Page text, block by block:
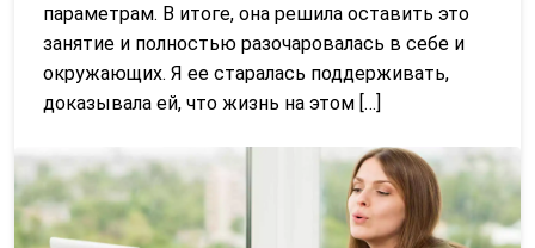
параметрам. В итоге, она решила оставить это
занятие и полностью разочаровалась в себе и
окружающих. Я ее старалась поддерживать,
доказывала ей, что жизнь на этом […]